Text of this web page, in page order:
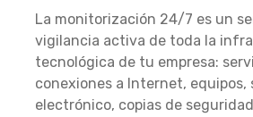
La monitorización 24/7 es un
vigilancia activa de toda la
tecnológica de tu empresa:
conexiones a Internet, equipos,
electrónico, copias de